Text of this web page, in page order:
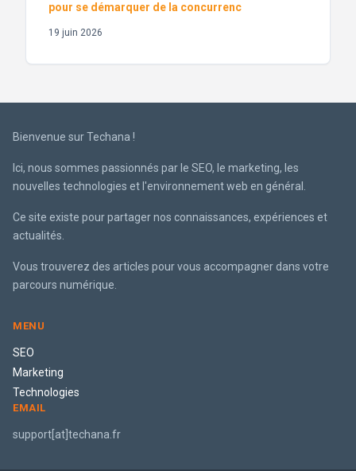
pour se démarquer de la concurrenc
19 juin 2026
Bienvenue sur Techana !
Ici, nous sommes passionnés par le SEO, le marketing, les
nouvelles technologies et l'environnement web en général.
Ce site existe pour partager nos connaissances, expériences et
actualités.
Vous trouverez des articles pour vous accompagner dans votre
parcours numérique.
MENU
SEO
Marketing
Technologies
EMAIL
support[at]techana.fr